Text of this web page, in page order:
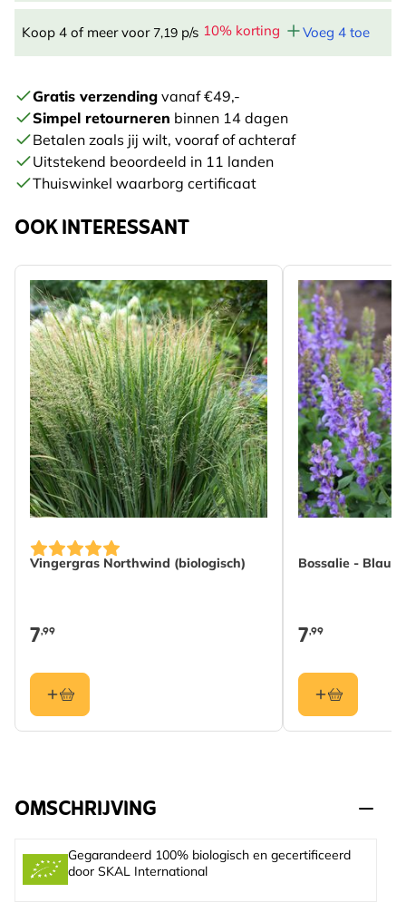
Koop 4 of meer voor 7,19 p/s 10% korting Voeg 4 toe
Gratis verzending vanaf €49,-
Simpel retourneren binnen 14 dagen
Betalen zoals jij wilt, vooraf of achteraf
Uitstekend beoordeeld in 11 landen
Thuiswinkel waarborg certificaat
OOK INTERESSANT
Vingergras Northwind (biologisch)
7,99
Bossalie -
7,99
OMSCHRIJVING
Gegarandeerd 100% biologisch en gecertificeerd
door SKAL International